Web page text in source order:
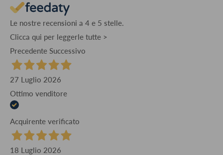
Le nostre recensioni a 4 e 5 stelle.
Clicca qui per leggerle tutte >
Precedente Successivo
27 Luglio 2026
Ottimo venditore
Acquirente verificato
18 Luglio 2026